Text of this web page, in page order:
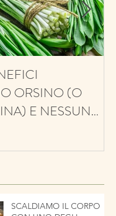
ORSINO (O
E NESSUN
SCALDIAMO IL CORPO